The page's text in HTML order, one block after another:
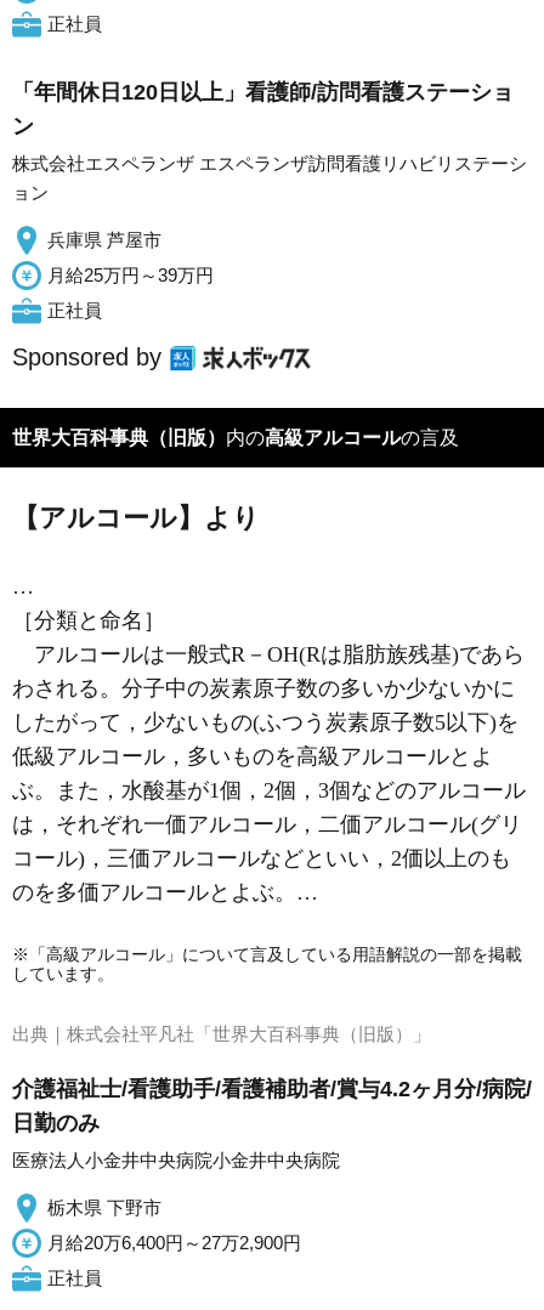
正社員
「年間休日120日以上」看護師/訪問看護ステーショ
ン
株式会社エスペランザ エスペランザ訪問看護リハビリステーシ
ョン
兵庫県 芦屋市
月給25万円～39万円
正社員
Sponsored by
世界大百科事典（旧版） 内の高級アルコールの言及
【アルコール】より
…
［分類と命名］
アルコールは一般式R－OH(Rは脂肪族残基)であら
わされる。分子中の炭素原子数の多いか少ないかに
したがって，少ないもの(ふつう炭素原子数5以下)を
低級アルコール，多いものを高級アルコールとよ
ぶ。また，水酸基が1個，2個，3個などのアルコール
は，それぞれ一価アルコール，二価アルコール(グリ
コール)，三価アルコールなどといい，2価以上のも
のを多価アルコールとよぶ。…
※「高級アルコール」について言及している用語解説の一部を掲載
しています。
出典｜ 株式会社平凡社「世界大百科事典（旧版）」
介護福祉士/看護助手/看護補助者/賞与4.2ヶ月分/病院/
日勤のみ
医療法人小金井中央病院小金井中央病院
栃木県 下野市
月給20万6,400円～27万2,900円
正社員